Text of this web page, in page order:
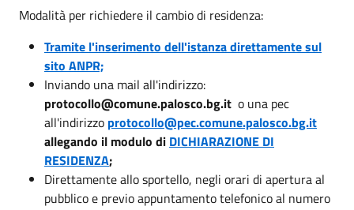
Modalità per richiedere il cambio di residenza:
Tramite l'inserimento dell'istanza direttamente sul
sito ANPR;
Inviando una mail all'indirizzo:
protocollo@comune.palosco.bg.it o una pec
all'indirizzo protocollo@pec.comune.palosco.bg.it
allegando il modulo di DICHIARAZIONE DI
RESIDENZA;
Direttamente allo sportello, negli orari di apertura al
pubblico e previo appuntamento telefonico al numero